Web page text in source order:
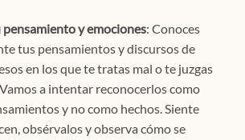
y emociones: Conoces
tus pensamientos y discursos de
en los que te tratas mal o te juzgas
a intentar reconocerlos como
y no como hechos. Siente
obsérvalos y observa cómo se